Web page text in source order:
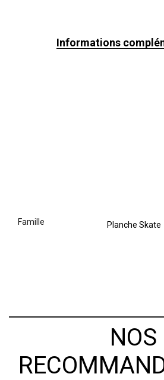
Informations
famille Planche Skate
NOS